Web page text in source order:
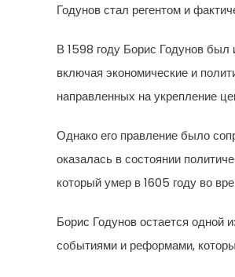
Годунов стал регентом и
В 1598 году Борис Годунов был
включая экономические и
направленных на укрепление
Однако его правление было
оказалась в состоянии
который умер в 1605 году во
Борис Годунов остается одной
событиями и реформами,